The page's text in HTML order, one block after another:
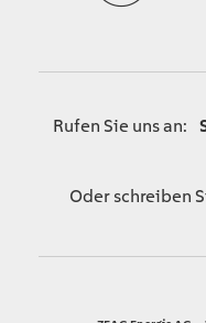
Rufen Sie uns an:
Oder schreiben